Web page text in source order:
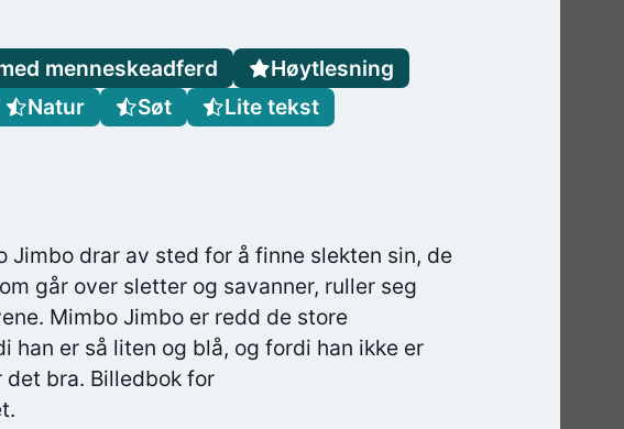
Jimbo drar av sted for å finne slekten sin, de
går over sletter og savanner, ruller seg
Mimbo Jimbo er redd de store
han er så liten og blå, og fordi han ikke er
bra. Billedbok for
menneskeadferd
Høytlesning
Natur Søt
Lite tekst